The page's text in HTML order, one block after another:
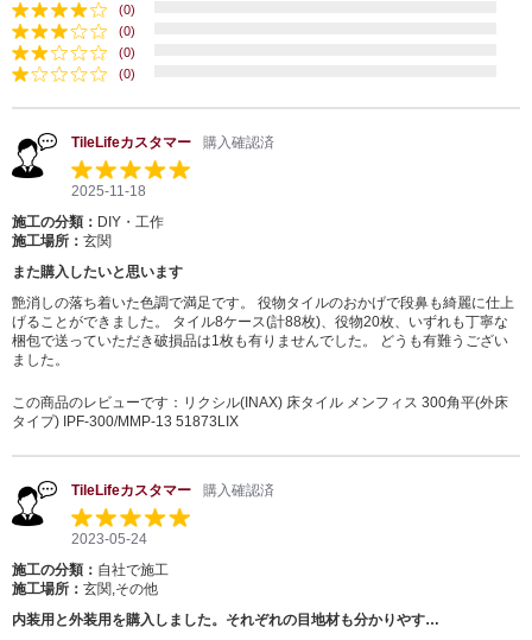
(0)
(0)
(0)
(0)
TileLifeカスタマー 購入確認済
2025-11-18
施工の分類： DIY・工作
施工場所： 玄関
また購入したいと思います
艶消しの落ち着いた色調で満足です。 役物タイルのおかげで段鼻も綺麗に仕上
げることができました。 タイル8ケース(計88枚)、役物20枚、いずれも丁寧な
梱包で送っていただき破損品は1枚も有りませんでした。 どうも有難うござい
ました。
この商品のレビューです： リクシル(INAX) 床タイル メンフィス 300角平(外床
タイプ) IPF-300/MMP-13 51873LIX
TileLifeカスタマー 購入確認済
2023-05-24
施工の分類： 自社で施工
施工場所： 玄関,その他
内装用と外装用を購入しました。それぞれの目地材も分かりやす…